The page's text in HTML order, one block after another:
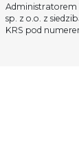
Administratorem
sp. z o.o. z
KRS pod